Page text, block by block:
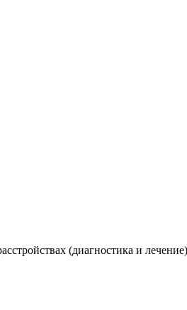
(диагностика и